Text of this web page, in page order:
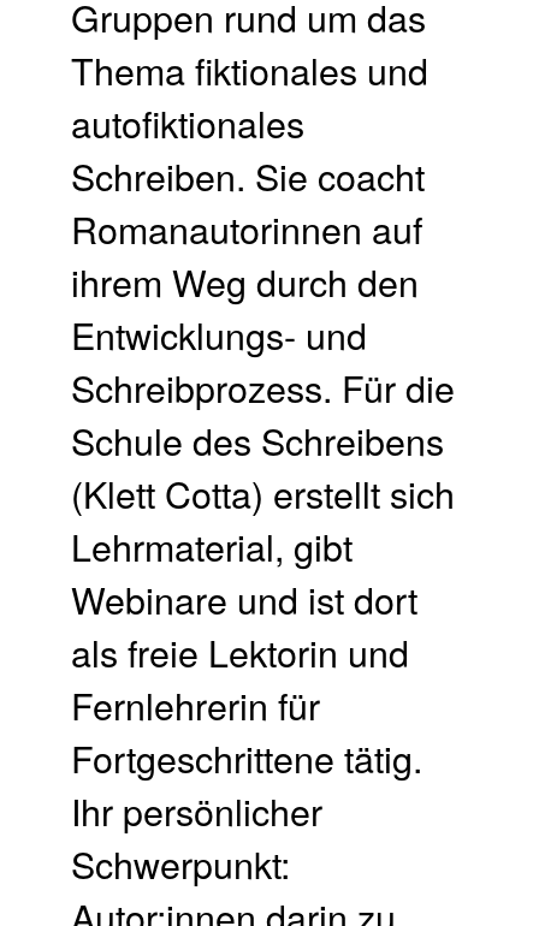
Gruppen rund um das
Thema fiktionales und
autofiktionales
Schreiben. Sie coacht
Romanautorinnen auf
ihrem Weg durch den
Entwicklungs- und
Schreibprozess. Für die
Schule des Schreibens
(Klett Cotta) erstellt sich
Lehrmaterial, gibt
Webinare und ist dort
als freie Lektorin und
Fernlehrerin für
Fortgeschrittene tätig.
Ihr persönlicher
Schwerpunkt: